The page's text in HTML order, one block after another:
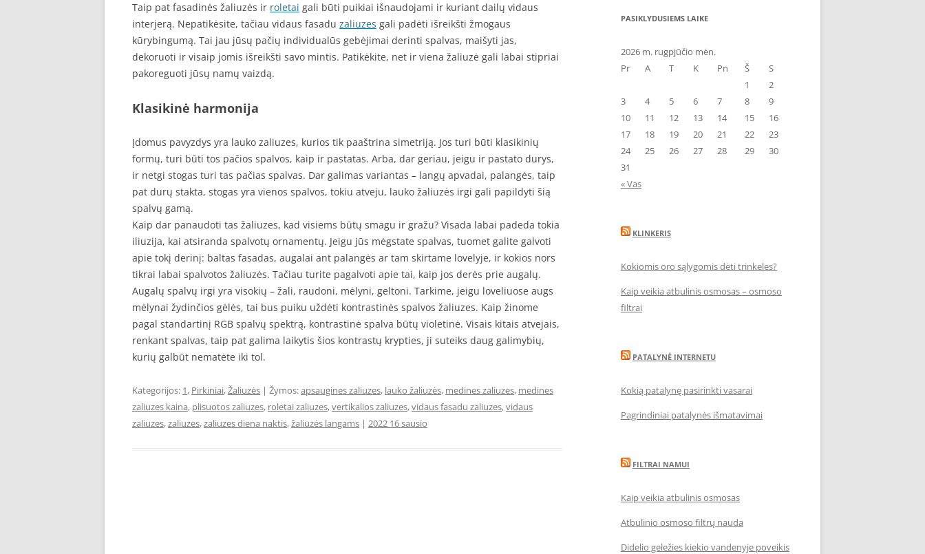
Taip pat fasadinės žaliuzės ir roletai gali būti puikiai išnaudojami ir kuriant dailų vidaus
interjerą. Nepatikėsite, tačiau vidaus fasadu zaliuzes gali padėti išreikšti žmogaus
kūrybingumą. Tai jau jūsų pačių individualūs gebėjimai derinti spalvas, maišyti jas,
dekoruoti ir visaip jomis išreikšti savo mintis. Patikėkite, net ir viena žaliuzė gali labai stipriai
pakoreguoti jūsų namų vaizdą.
Klasikinė harmonija
Įdomus pavyzdys yra lauko zaliuzes, kurios tik paaštrina simetriją. Jos turi būti klasikinių
formų, turi būti tos pačios spalvos, kaip ir pastatas. Arba, dar geriau, jeigu ir pastato durys,
ir netgi stogas turi tas pačias spalvas. Dar galimas variantas – langų apvadai, palangės, taip
pat durų stakta, stogas yra vienos spalvos, tokiu atveju, lauko žaliuzės irgi gali papildyti šią
spalvų gamą.
Kaip dar panaudoti tas žaliuzes, kad visiems būtų smagu ir gražu? Visada labai padeda tokia
iliuzija, kai atsiranda spalvotų ornamentų. Jeigu jūs mėgstate spalvas, tuomet galite galvoti
apie tokį derinį: baltas fasadas, augalai ant palangės ar tam skirtame lovelyje, ir kokios nors
tikrai labai spalvotos žaliuzės. Tačiau turite pagalvoti apie tai, kaip jos derės prie augalų.
Augalų spalvų irgi yra visokių – žali, raudoni, mėlyni, geltoni. Tarkime, jeigu loveliuose augs
mėlynai žydinčios gėlės, tai bus puiku uždėti kontrastinės spalvos žaliuzes. Kaip žinome
pagal standartinį RGB spalvų spektrą, kontrastinė spalva būtų violetinė. Visais kitais atvejais,
renkant spalvas, taip pat galima laikytis šios kontrastų krypties, ji suteiks daug galimybių,
kurių galbūt nematėte iki tol.
Kategorijos: 1, Pirkiniai,Žaliuzės | Žymos:apsaugines zaliuzes, lauko žaliuzės, medines zaliuzes, medines
zaliuzes kaina, plisuotos zaliuzes, roletai zaliuzes,vertikalios zaliuzes,vidaus fasadu zaliuzes,vidaus
zaliuzes,zaliuzes,zaliuzes diena naktis,žaliuzės langams | 2022 16 sausio
PASIKLYDUSIEMS LAIKE
2026 m. rugpjūčio mėn.
Pr
A T K Pn Š
S
1
2
3
4 5 6 7 8
9
10
11 12 13 14 15
16
17
18 19 20 21 22
23
24
25 26 27 28 29
30
31
« Vas
KLINKERIS
Kokiomis oro sąlygomis dėti trinkeles?
Kaip veikia atbulinis osmosas – osmoso
filtrai
PATALYNĖ INTERNETU
Kokią patalynę pasirinkti vasarai
Pagrindiniai patalynės išmatavimai
FILTRAI NAMUI
Kaip veikia atbulinis osmosas
Atbulinio osmoso filtrų nauda
Didelio geležies kiekio vandenyje poveikis